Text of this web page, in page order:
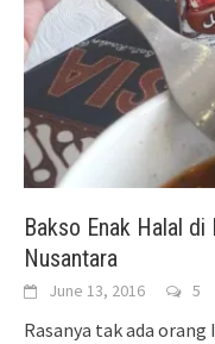
Bakso Enak Halal
Nusantara
June 13, 2016 5
Rasanya tak ada